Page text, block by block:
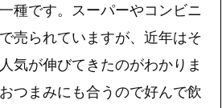
種です。スーパーやコンビニ
売られていますが、近年はそ
気が伸びてきたのがわかりま
つまみにも合うので好んで飲